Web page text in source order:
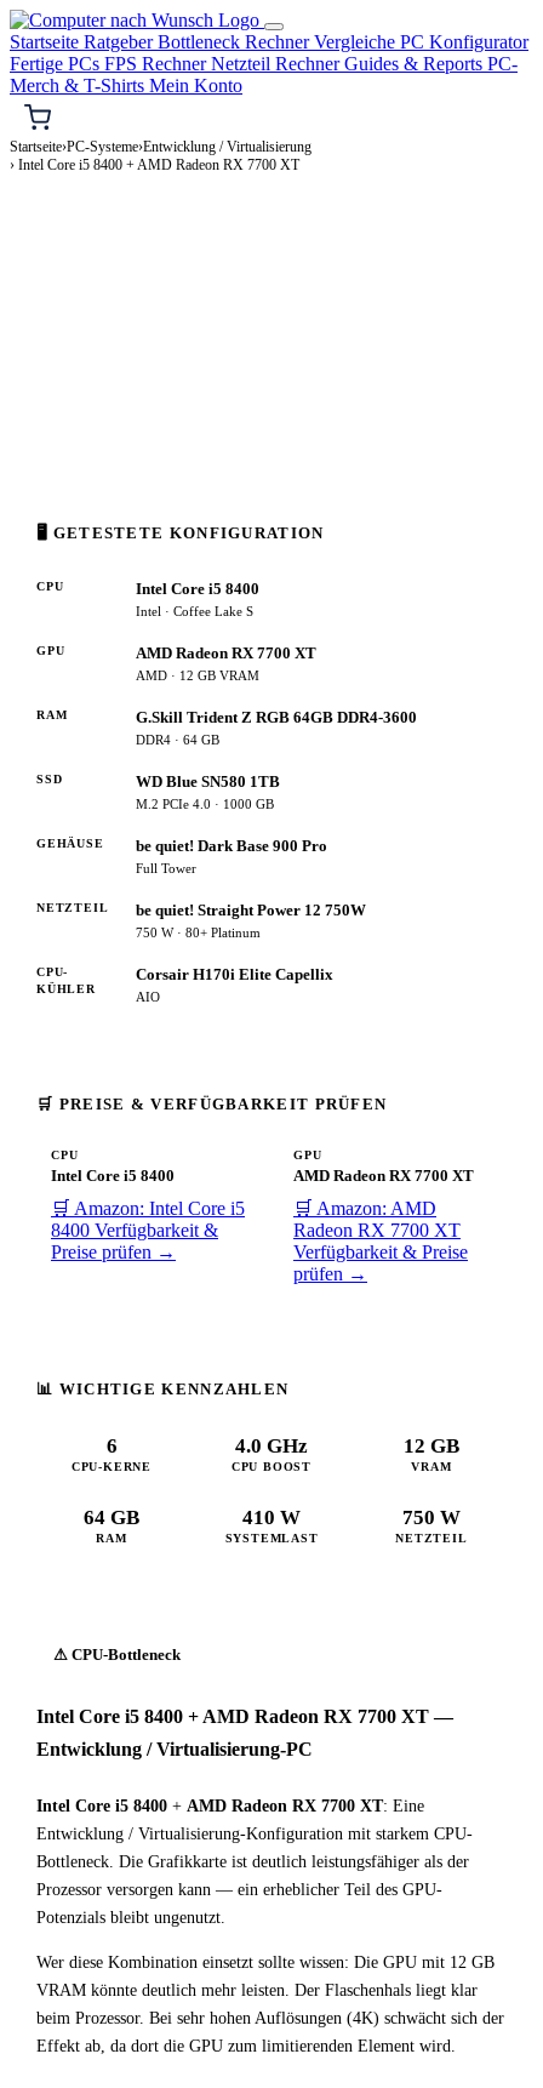
Startseite RatgeberBottleneck RechnerVergleiche PC Konfigurator
Fertige PCs FPS RechnerNetzteil RechnerGuides & Reports PC-
Merch & T-Shirts Mein Konto
Startseite›PC-Systeme›Entwicklung / Virtualisierung
› Intel Core i5 8400 + AMD Radeon RX 7700 XT
🖥 GETESTETE KONFIGURATION
CPU Intel Core i5 8400
Intel · Coffee Lake S
GPU AMD Radeon RX 7700 XT
AMD · 12 GB VRAM
RAM G.Skill Trident Z RGB 64GB DDR4-3600
DDR4 · 64 GB
SSD WD Blue SN580 1TB
M.2 PCIe 4.0 · 1000 GB
GEHÄUSE be quiet! Dark Base 900 Pro
Full Tower
NETZTEIL be quiet! Straight Power 12 750W
750 W · 80+ Platinum
CPU-
KÜHLER
Corsair H170i Elite Capellix
AIO
🛒 PREISE & VERFÜGBARKEIT PRÜFEN
CPU
Intel Core i5 8400
🛒 Amazon: Intel Core i5
8400 Verfügbarkeit &
Preise prüfen →
GPU
AMD Radeon RX 7700 XT
🛒 Amazon: AMD
Radeon RX 7700 XT
Verfügbarkeit & Preise
prüfen →
📊 WICHTIGE KENNZAHLEN
6
CPU-KERNE
4.0 GHz
CPU BOOST
12 GB
VRAM
64 GB
RAM
410 W
SYSTEMLAST
750 W
NETZTEIL
⚠ CPU-Bottleneck
Intel Core i5 8400 + AMD Radeon RX 7700 XT —
Entwicklung / Virtualisierung-PC
Intel Core i5 8400 + AMD Radeon RX 7700 XT: Eine
Entwicklung / Virtualisierung-Konfiguration mit starkem CPU-
Bottleneck. Die Grafikkarte ist deutlich leistungsfähiger als der
Prozessor versorgen kann — ein erheblicher Teil des GPU-
Potenzials bleibt ungenutzt.
Wer diese Kombination einsetzt sollte wissen: Die GPU mit 12 GB
VRAM könnte deutlich mehr leisten. Der Flaschenhals liegt klar
beim Prozessor. Bei sehr hohen Auflösungen (4K) schwächt sich der
Effekt ab, da dort die GPU zum limitierenden Element wird.